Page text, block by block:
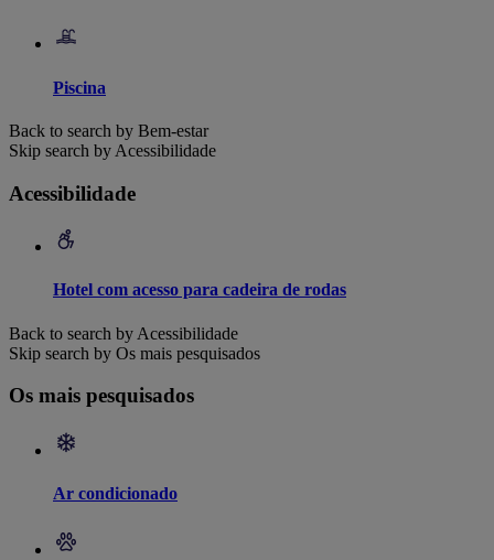
Piscina
Back to search by Bem-estar
Skip search by Acessibilidade
Acessibilidade
Hotel com acesso para cadeira de rodas
Back to search by Acessibilidade
Skip search by Os mais pesquisados
Os mais pesquisados
Ar condicionado